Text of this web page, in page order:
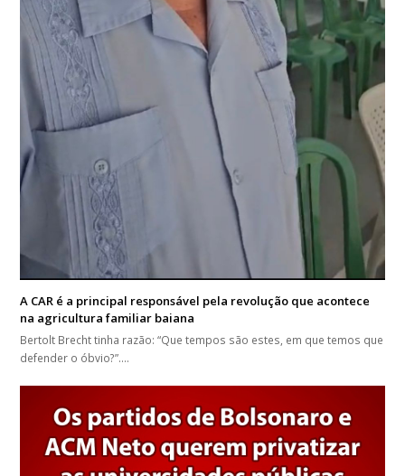
A CAR é a principal responsável pela revolução que acontece
na agricultura familiar baiana
Bertolt Brecht tinha razão: “Que tempos são estes, em que temos que
defender o óbvio?”.…